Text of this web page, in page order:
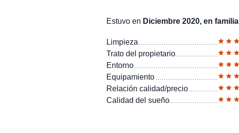
Estuvo en Diciembre 2020, en familia
Limpieza
Trato del propietario
Entorno
Equipamiento
Relación calidad/precio
Calidad del sueño